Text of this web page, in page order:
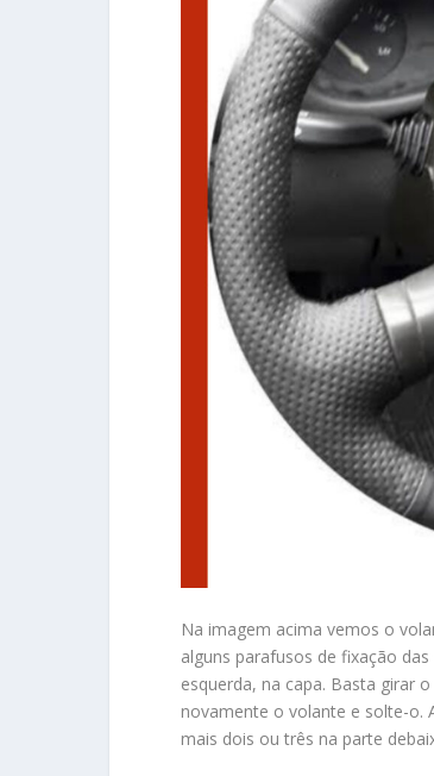
Na imagem acima vemos o
alguns parafusos de fixação
esquerda, na capa. Basta girar
novamente o volante e solte-o.
mais dois ou três na parte